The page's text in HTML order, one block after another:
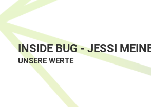
INSIDE BUG - JESSI
UNSERE WERTE
#MYSTORY